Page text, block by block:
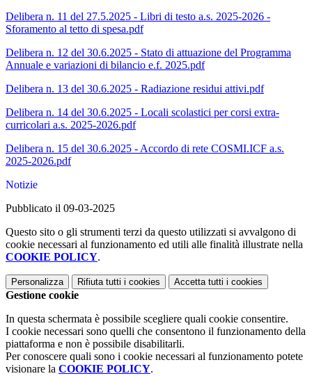
Delibera n. 11 del 27.5.2025 - Libri di testo a.s. 2025-2026 -
Sforamento al tetto di spesa.pdf
Delibera n. 12 del 30.6.2025 - Stato di attuazione del Programma
Annuale e variazioni di bilancio e.f. 2025.pdf
Delibera n. 13 del 30.6.2025 - Radiazione residui attivi.pdf
Delibera n. 14 del 30.6.2025 - Locali scolastici per corsi extra-
curricolari a.s. 2025-2026.pdf
Delibera n. 15 del 30.6.2025 - Accordo di rete COSMI.ICF a.s.
2025-2026.pdf
Notizie
Pubblicato il 09-03-2025
Questo sito o gli strumenti terzi da questo utilizzati si avvalgono di
cookie necessari al funzionamento ed utili alle finalità illustrate nella
COOKIE POLICY.
Personalizza Rifiuta tutti i cookies Accetta tutti i cookies
Gestione cookie
In questa schermata è possibile scegliere quali cookie consentire.
I cookie necessari sono quelli che consentono il funzionamento della
piattaforma e non è possibile disabilitarli.
Per conoscere quali sono i cookie necessari al funzionamento potete
visionare la COOKIE POLICY.